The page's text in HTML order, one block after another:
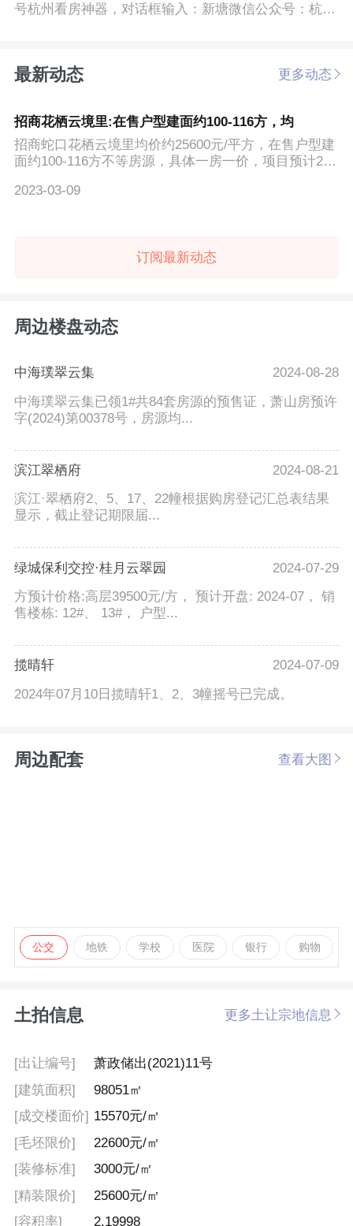
号杭州看房神器，对话框输入：新塘微信公众号：杭州
最新动态 更多动态
招商花栖云境里:在售户型建面约100-116方，均
招商蛇口花栖云境里均价约25600元/平方，在售户型建
面约100-116方不等房源，具体一房一价，项目预计202
2023-03-09
订阅最新动态
周边楼盘动态
中海璞翠云集
2024-08-28
中海璞翠云集已领1#共84套房源的预售证，萧山房预许
字(2024)第00378号，房源均...
滨江翠栖府
2024-08-21
滨江·翠栖府2、5、17、22幢根据购房登记汇总表结果
显示，截止登记期限届...
绿城保利交控·桂月云翠园
2024-07-29
方预计价格:高层39500元/方， 预计开盘: 2024-07， 销
售楼栋: 12#、 13#， 户型...
揽晴轩
2024-07-09
2024年07月10日揽晴轩1、2、3幢摇号已完成。
周边配套 查看大图
公交 地铁 学校 医院 银行 购物
土拍信息 更多土让宗地信息
[出让编号]
萧政储出(2021)11号
[建筑面积]
98051㎡
[成交楼面价] 15570元/㎡
[毛坯限价]
22600元/㎡
[装修标准]
3000元/㎡
[精装限价]
25600元/㎡
[容积率]
2.19998